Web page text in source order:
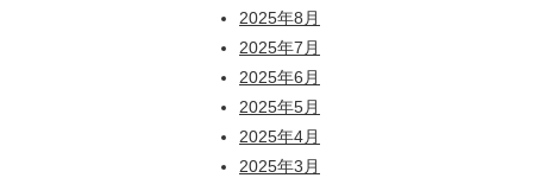
2025年8月
2025年7月
2025年6月
2025年5月
2025年4月
2025年3月